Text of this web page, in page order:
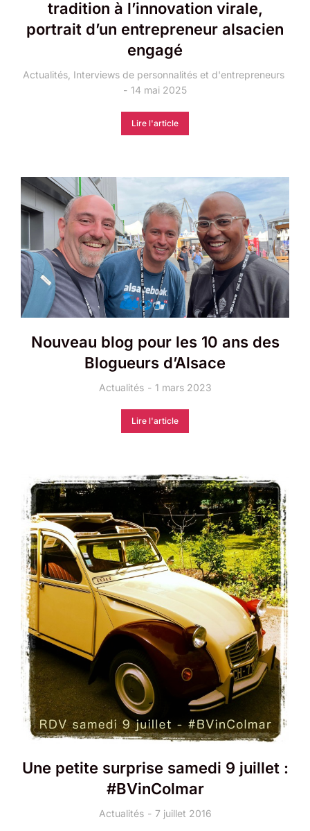
tradition à l’innovation virale,
portrait d’un entrepreneur alsacien
engagé
Actualités, Interviews de personnalités et d'entrepreneurs
14 mai 2025
Lire l'article
Nouveau blog pour les 10 ans des
Blogueurs d’Alsace
Actualités 1 mars 2023
Lire l'article
Une petite surprise samedi 9 juillet :
#BVinColmar
Actualités 7 juillet 2016